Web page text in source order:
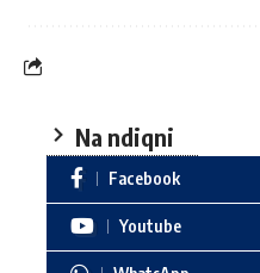
Na ndiqni
Facebook
Youtube